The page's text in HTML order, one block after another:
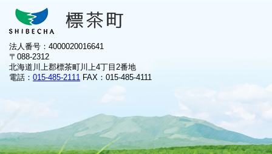
法人番号：4000020016641
〒088-2312
北海道川上郡標茶町川上4丁目2番地
電話： 015-485-2111 FAX：015-485-4111